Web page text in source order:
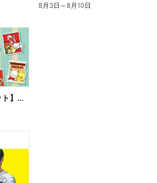
8月3日 ～8月10日
【サンリオ×メーカーマスコット】オリジナルグッズ貰える!